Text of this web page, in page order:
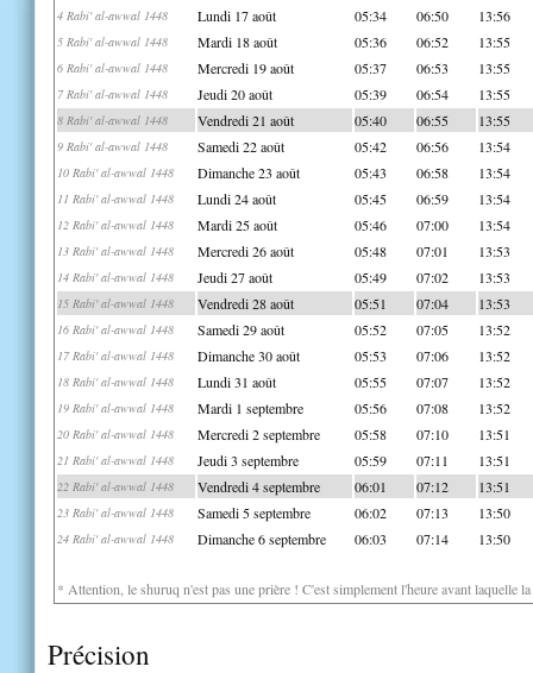
4 Rabi' al-awwal 1448 Lundi 17 août 05:34 06:50 13:56
5 Rabi' al-awwal 1448 Mardi 18 août 05:36 06:52 13:55
6 Rabi' al-awwal 1448 Mercredi 19 août 05:37 06:53 13:55
7 Rabi' al-awwal 1448 Jeudi 20 août 05:39 06:54 13:55
8 Rabi' al-awwal 1448 Vendredi 21 août 05:40 06:55 13:55
9 Rabi' al-awwal 1448 Samedi 22 août 05:42 06:56 13:54
10 Rabi' al-awwal 1448 Dimanche 23 août 05:43 06:58 13:54
11 Rabi' al-awwal 1448 Lundi 24 août 05:45 06:59 13:54
12 Rabi' al-awwal 1448 Mardi 25 août 05:46 07:00 13:54
13 Rabi' al-awwal 1448 Mercredi 26 août 05:48 07:01 13:53
14 Rabi' al-awwal 1448 Jeudi 27 août 05:49 07:02 13:53
15 Rabi' al-awwal 1448 Vendredi 28 août 05:51 07:04 13:53
16 Rabi' al-awwal 1448 Samedi 29 août 05:52 07:05 13:52
17 Rabi' al-awwal 1448 Dimanche 30 août 05:53 07:06 13:52
18 Rabi' al-awwal 1448 Lundi 31 août 05:55 07:07 13:52
19 Rabi' al-awwal 1448 Mardi 1 septembre 05:56 07:08 13:52
20 Rabi' al-awwal 1448 Mercredi 2 septembre 05:58 07:10 13:51
21 Rabi' al-awwal 1448 Jeudi 3 septembre 05:59 07:11 13:51
22 Rabi' al-awwal 1448 Vendredi 4 septembre 06:01 07:12 13:51
23 Rabi' al-awwal 1448 Samedi 5 septembre 06:02 07:13 13:50
24 Rabi' al-awwal 1448 Dimanche 6 septembre 06:03 07:14 13:50
* Attention, le shuruq n'est pas une prière ! C'est simplement l'heure avant laquelle
Précision